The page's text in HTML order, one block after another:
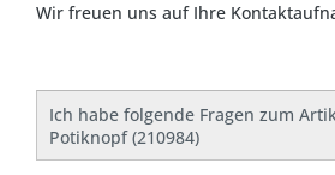
Wir freuen uns auf Ihre